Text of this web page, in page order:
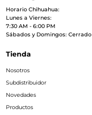
Horario Chihuahua:
Lunes a Viernes:
7:30 AM - 6:00 PM
Sábados y Domingos: Cerrado
Tienda
Nosotros
Subdistribuidor
Novedades
Productos